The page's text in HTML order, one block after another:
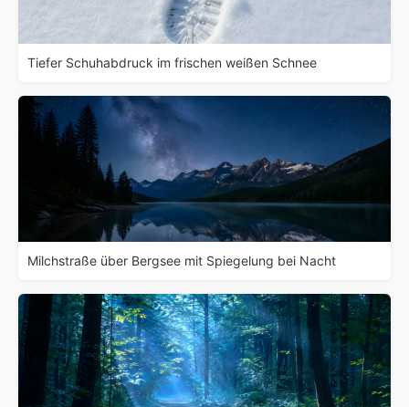
Tiefer Schuhabdruck im frischen weißen Schnee
Milchstraße über Bergsee mit Spiegelung bei Nacht